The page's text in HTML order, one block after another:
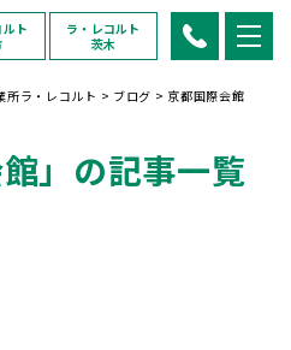
ト
ラ・レコルト
茨木
所ラ・レコルト > ブログ > 京都国際会館
館」の記事一覧